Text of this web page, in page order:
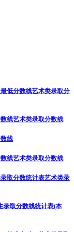
低分数线艺术类录取分
线艺术类录取分数线
线
线艺术类录取分数线
取分数统计表艺术类录
录取分数线统计表(本